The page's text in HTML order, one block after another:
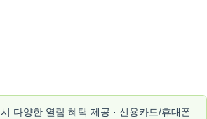
다양한 열람 혜택 제공 · 신용카드/휴대폰